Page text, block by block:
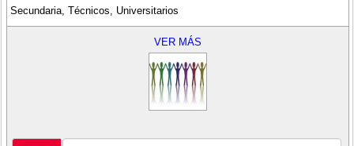
Secundaria, Técnicos, Universitarios
VER MÁS